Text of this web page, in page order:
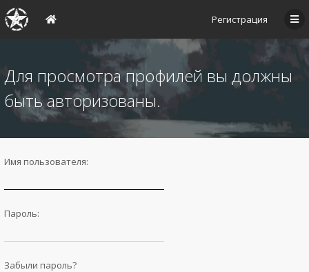
Регистрация
Для просмотра профилей вы должны
быть авторизованы.
Имя пользователя:
Пароль:
Забыли пароль?